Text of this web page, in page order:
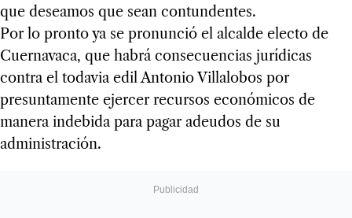
que deseamos que sean contundentes.
Por lo pronto ya se pronunció el alcalde electo de
Cuernavaca, que habrá consecuencias jurídicas
contra el todavia edil Antonio Villalobos por
presuntamente ejercer recursos económicos de
manera indebida para pagar adeudos de su
administración.